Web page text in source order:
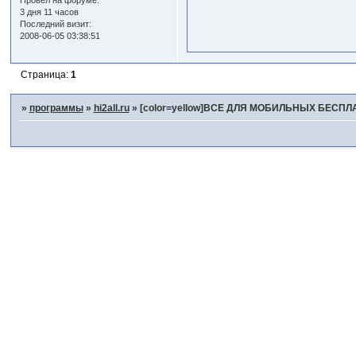
3 дня 11 часов
Последний визит:
2008-06-05 03:38:51
Страница: 1
» программы » hi2all.ru » [color=yellow]ВСЕ ДЛЯ МОБИЛЬНЫХ